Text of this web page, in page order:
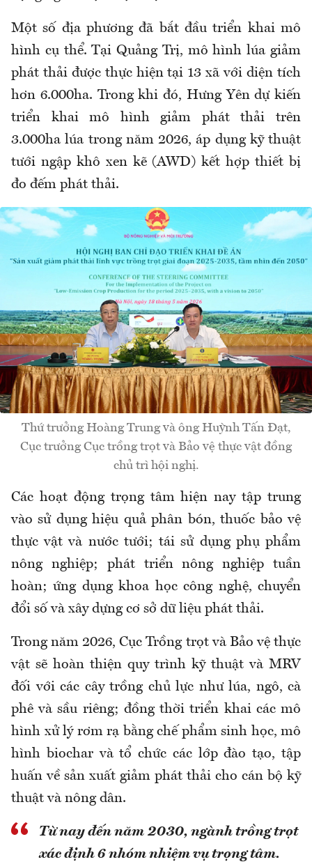
Một số địa phương đã bắt đầu triển khai mô
hình cụ thể. Tại Quảng Trị, mô hình lúa giảm
phát thải được thực hiện tại 13 xã với diện tích
hơn 6.000ha. Trong khi đó, Hưng Yên dự kiến
triển khai mô hình giảm phát thải trên
3.000ha lúa trong năm 2026, áp dụng kỹ thuật
tưới ngập khô xen kẽ (AWD) kết hợp thiết bị
đo đếm phát thải.
Thứ trưởng Hoàng Trung và ông Huỳnh Tấn Đạt,
Cục trưởng Cục trồng trọt và Bảo vệ thực vật đồng
chủ trì hội nghị.
Các hoạt động trọng tâm hiện nay tập trung
vào sử dụng hiệu quả phân bón, thuốc bảo vệ
thực vật và nước tưới; tái sử dụng phụ phẩm
nông nghiệp; phát triển nông nghiệp tuần
hoàn; ứng dụng khoa học công nghệ, chuyển
đổi số và xây dựng cơ sở dữ liệu phát thải.
Trong năm 2026, Cục Trồng trọt và Bảo vệ thực
vật sẽ hoàn thiện quy trình kỹ thuật và MRV
đối với các cây trồng chủ lực như lúa, ngô, cà
phê và sầu riêng; đồng thời triển khai các mô
hình xử lý rơm rạ bằng chế phẩm sinh học, mô
hình biochar và tổ chức các lớp đào tạo, tập
huấn về sản xuất giảm phát thải cho cán bộ kỹ
thuật và nông dân.
Từ nay đến năm 2030, ngành trồng trọt
xác định 6 nhóm nhiệm vụ trọng tâm.